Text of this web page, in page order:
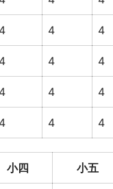
4 4 4
4 4 4
4 4 4
4 4 4
小四 小五